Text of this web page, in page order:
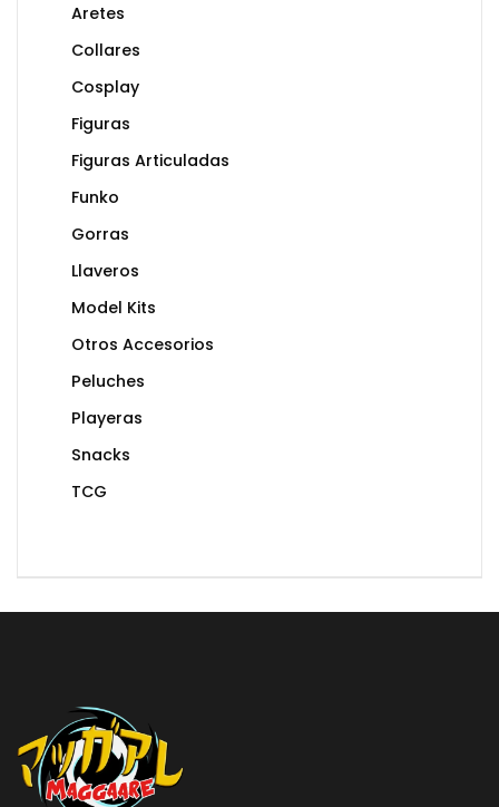
Aretes
Collares
Cosplay
Figuras
Figuras Articuladas
Funko
Gorras
Llaveros
Model Kits
Otros Accesorios
Peluches
Playeras
Snacks
TCG